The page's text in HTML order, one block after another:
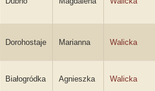
Dorohostaje Marianna Walicka
Białogródka Agnieszka Walicka